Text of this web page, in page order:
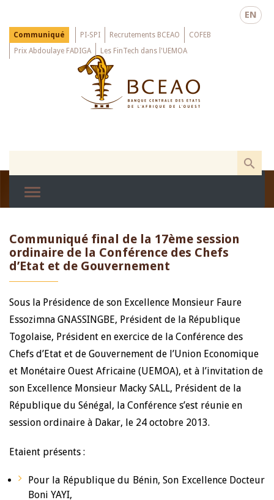
main
EN
Menu
Top
Communiqué PI-SPI Recrutements BCEAO
COFEB
Prix Abdoulaye FADIGA
Les FinTech dans l'UEMOA
Communiqué final de la 17ème session
ordinaire de la Conférence des Chefs
d’Etat et de Gouvernement
Sous la Présidence de son Excellence Monsieur Faure
Essozimna GNASSINGBE, Président de la République
Togolaise, Président en exercice de la Conférence des
Chefs d’Etat et de Gouvernement de l’Union Economique
et Monétaire Ouest Africaine (UEMOA), et à l’invitation de
son Excellence Monsieur Macky SALL, Président de la
République du Sénégal, la Conférence s’est réunie en
session ordinaire à Dakar, le 24 octobre 2013.
Etaient présents :
Pour la République du Bénin, Son Excellence Docteur
Boni YAYI,